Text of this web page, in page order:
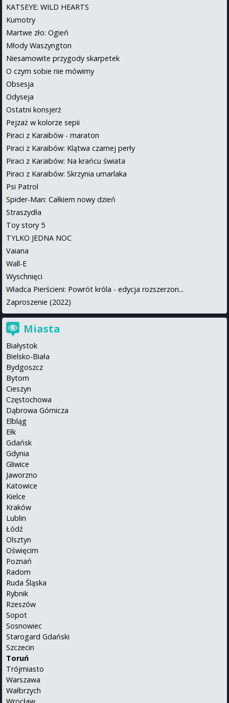
KATSEYE: WILD HEARTS
Kumotry
Martwe zło: Ogień
Młody Waszyngton
Niesamowite przygody skarpetek
O czym sobie nie mówimy
Obsesja
Odyseja
Ostatni konsjerż
Pejzaż w kolorze sepii
Piraci z Karaibów - maraton
Piraci z Karaibów: Klątwa czarnej perły
Piraci z Karaibów: Na krańcu świata
Piraci z Karaibów: Skrzynia umarlaka
Psi Patrol
Spider-Man: Całkiem nowy dzień
Straszydła
Toy story 5
TYLKO JEDNA NOC
Vaiana
Wall-E
Wyschnięci
Władca Pierścieni: Powrót króla - edycja rozszerzon...
Zaproszenie (2022)
Miasta
Białystok
Bielsko-Biała
Bydgoszcz
Bytom
Cieszyn
Częstochowa
Dąbrowa Górnicza
Elbląg
Ełk
Gdańsk
Gdynia
Gliwice
Jaworzno
Katowice
Kielce
Kraków
Lublin
Łódź
Olsztyn
Oświęcim
Poznań
Radom
Ruda Śląska
Rybnik
Rzeszów
Sopot
Sosnowiec
Starogard Gdański
Szczecin
Toruń
Trójmiasto
Warszawa
Wałbrzych
Wrocław